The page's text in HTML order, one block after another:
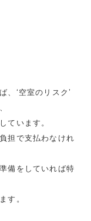
、‘空室のリスク’
ています。
担で支払わなけれ
備をしていれば特
す。